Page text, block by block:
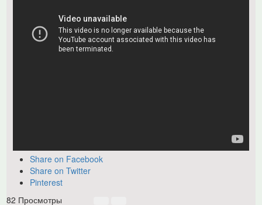
Share on Facebook
Share on Twitter
Pinterest
82 Просмотры